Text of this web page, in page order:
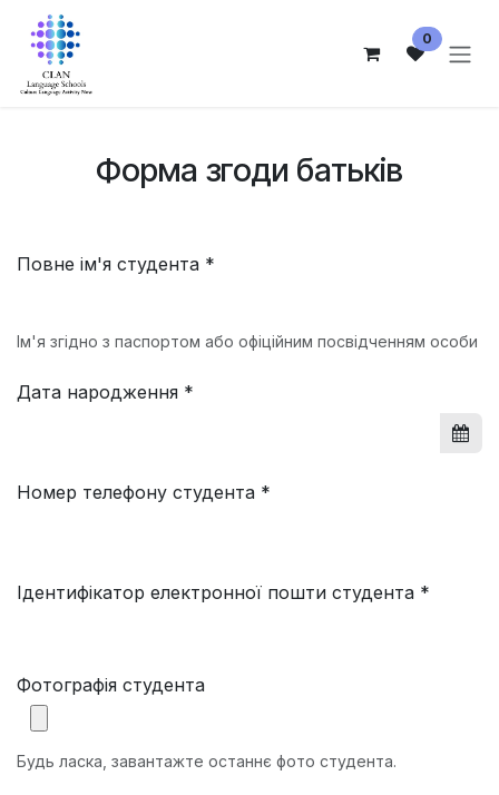
Skip to Content
0
Форма згоди батьків
Повне ім'я студента *
Ім'я згідно з паспортом або офіційним посвідченням особи
Дата народження *
Номер телефону студента *
Ідентифікатор електронної пошти студента *
Фотографія студента
Будь ласка, завантажте останнє фото студента.